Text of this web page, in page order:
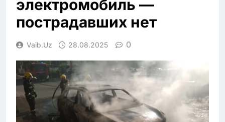
электромобиль —
пострадавших нет
Vaib.uz 28.08.2025 0